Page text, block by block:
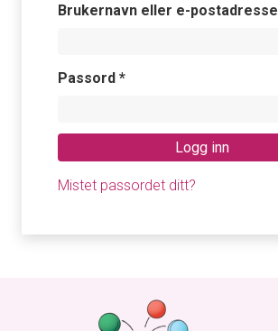
Brukernavn eller e-postadresse
Passord *Påkrevd
Logg inn
Mistet passordet ditt?